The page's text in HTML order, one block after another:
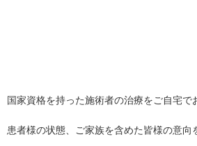
国家資格を持った施術者の治療をご自宅で
患者様の状態、ご家族を含めた皆様の意向